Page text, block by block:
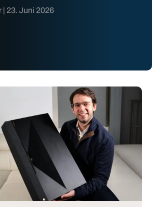
| 23. Juni 2026
2026